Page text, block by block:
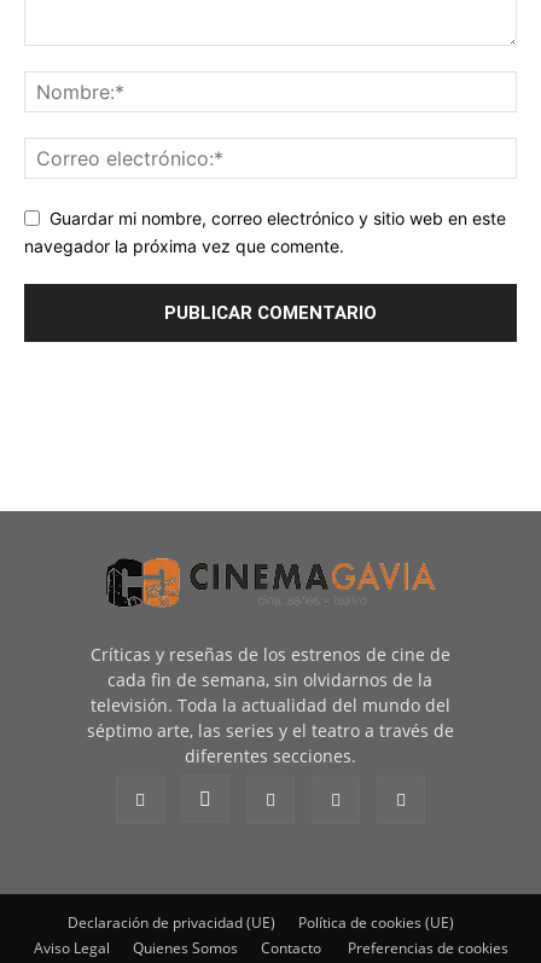
Guardar mi nombre, correo electrónico y sitio web en este
navegador la próxima vez que comente.
Críticas y reseñas de los estrenos de cine de
cada fin de semana, sin olvidarnos de la
televisión. Toda la actualidad del mundo del
séptimo arte, las series y el teatro a través de
diferentes secciones.
Declaración de privacidad (UE)
Política de cookies (UE)
Aviso Legal
Quienes Somos Contacto Preferencias de cookies